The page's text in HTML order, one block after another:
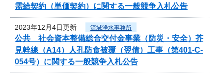
需給契約（単価契約）に関する一般競争入札公告
2023年12月4日更新 流域浄水事務所
公共 社会資本整備総合交付金事業（防災・安全）芥
見幹線（A14）人孔防食被覆（翌債）工事（第401-C-
054号）に関する一般競争入札公告